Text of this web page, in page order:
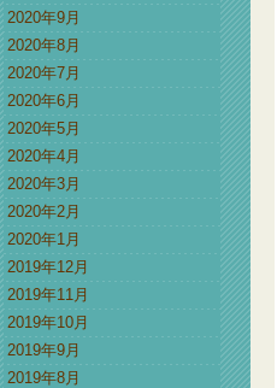
2020年9月
2020年8月
2020年7月
2020年6月
2020年5月
2020年4月
2020年3月
2020年2月
2020年1月
2019年12月
2019年11月
2019年10月
2019年9月
2019年8月